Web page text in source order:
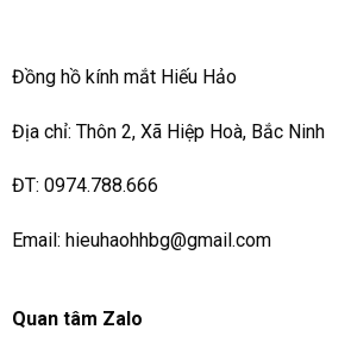
Đồng hồ kính mắt Hiếu Hảo
Địa chỉ: Thôn 2, Xã Hiệp Hoà, Bắc Ninh
ĐT: 0974.788.666
Email: hieuhaohhbg@gmail.com
Quan tâm Zalo